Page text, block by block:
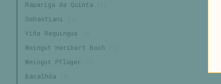
Rapariga da Quinta
Sebastiani
Viña Requingua
Weingut Heribert Boch
Weingut Pflüger
Bacalhôa